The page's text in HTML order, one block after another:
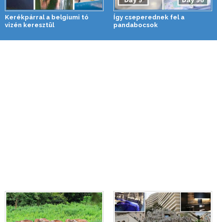
Kerékpárral a belgiumi tó
vizén keresztül
Így cseperednek fel a
pandabocsok